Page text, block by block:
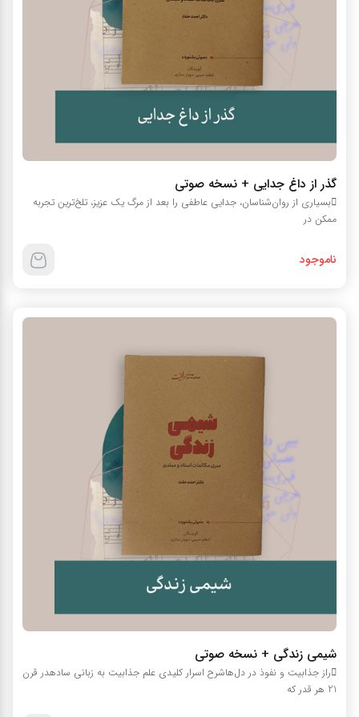
گذر از داغ جدایی + نسخه صوتی
بسیاری از روان‌شناسان، جدایی عاطفی را بعد از مرگ یک عزیز، تلخ‌ترین تجربه
ممکن در
ناموجود
شیمی زندگی + نسخه صوتی
راز جذابیت و نفوذ در دل‌هاشرح اسرار کلیدی علم جذابیت به زبانی سادهدر قرن
21 هر قدر که